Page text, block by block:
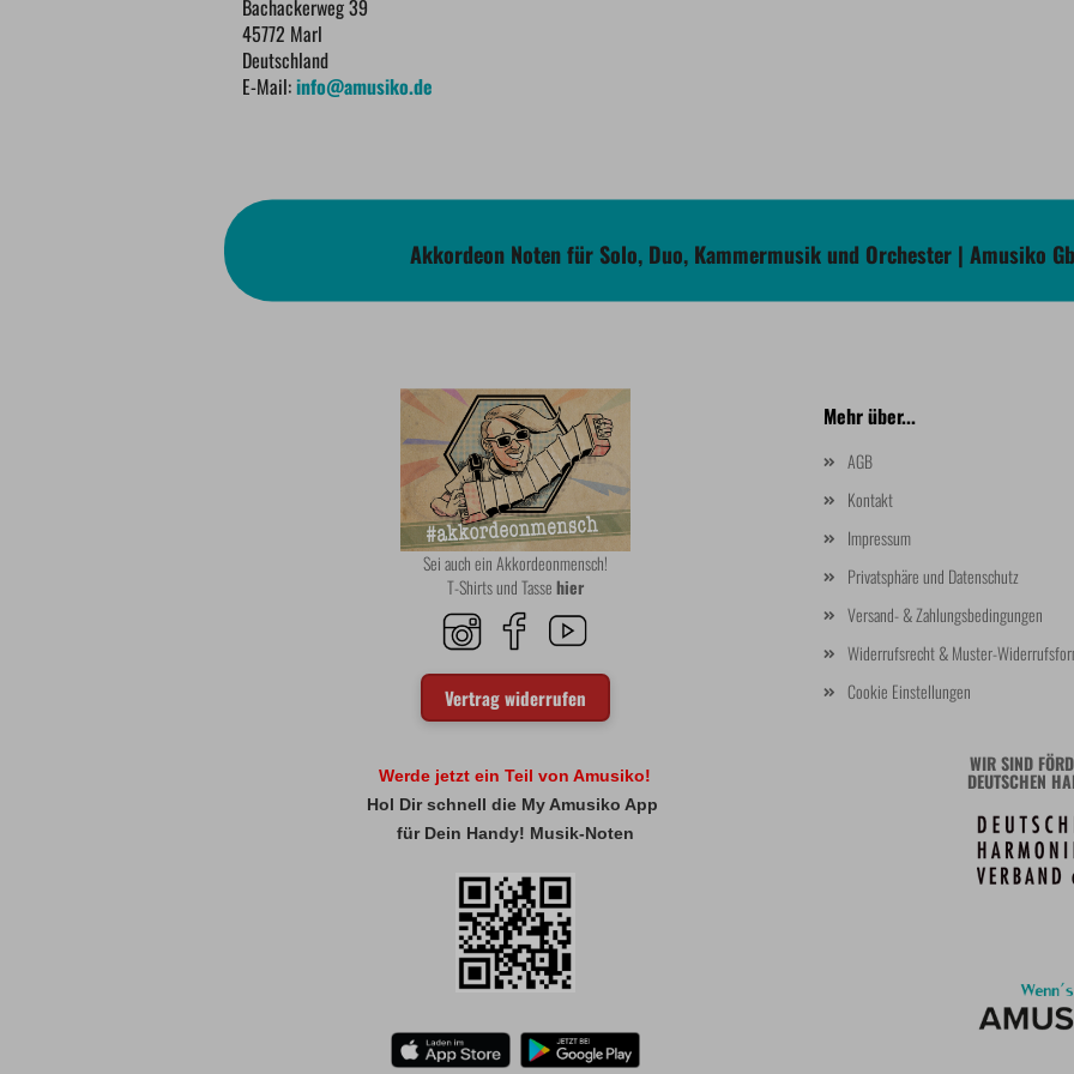
Bachackerweg 39
45772 Marl
Deutschland
E-Mail:info@amusiko.de
Akkordeon Noten für Solo, Duo, Kammermusik und Orchester | Amusiko
Sei auch ein Akkordeonmensch!
T-Shirts und Tassehier
Vertrag widerrufen
Mehr über...
AGB
Kontakt
Impressum
Privatsphäre und Datenschutz
Versand- & Zahlungsbedingungen
Widerrufsrecht & Muster-
Cookie Einstellungen
Werde jetzt ein Teil von Amusiko!
Hol Dir schnell die My Amusiko App
für Dein Handy! Musik-Noten
WIR SIND
DEUTSCHEN